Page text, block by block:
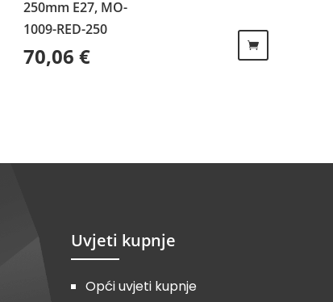
250mm E27, MO-
1009-RED-250
70,06 €
Uvjeti kupnje
Opći uvjeti kupnje